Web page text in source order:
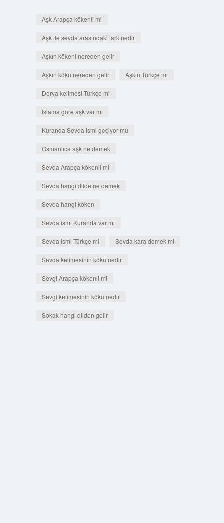
Aşk Arapça kökenli mi
Aşk ile sevda arasındaki fark nedir
Aşkın kökeni nereden gelir
Aşkın kökü nereden gelir Aşkın Türkçe mi
Derya kelimesi Türkçe mi
İslama göre aşk var mı
Kuranda Sevda ismi geçiyor mu
Osmanlıca aşk ne demek
Sevda Arapça kökenli mi
Sevda hangi dilde ne demek
Sevda hangi köken
Sevda ismi Kuranda var mı
Sevda ismi Türkçe mi Sevda kara demek mi
Sevda kelimesinin kökü nedir
Sevgi Arapça kökenli mi
Sevgi kelimesinin kökü nedir
Sokak hangi dilden gelir